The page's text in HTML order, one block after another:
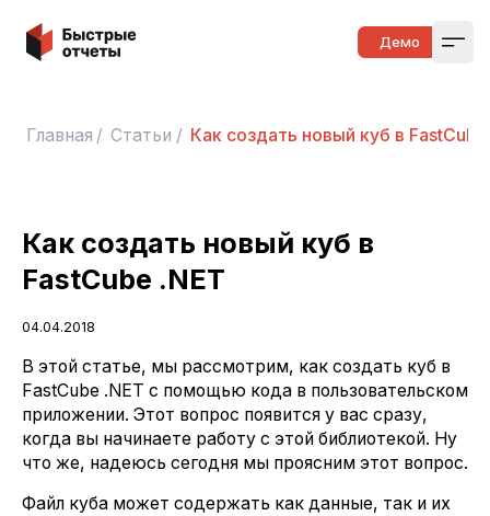
Быстрые отчеты Демо
Главная / Статьи / Как создать новый куб в FastCube
Как создать новый куб в
FastCube .NET
04.04.2018
В этой статье, мы рассмотрим, как создать куб в
FastCube .NET с помощью кода в пользовательском
приложении. Этот вопрос появится у вас сразу,
когда вы начинаете работу с этой библиотекой. Ну
что же, надеюсь сегодня мы проясним этот вопрос.
Файл куба может содержать как данные, так и их